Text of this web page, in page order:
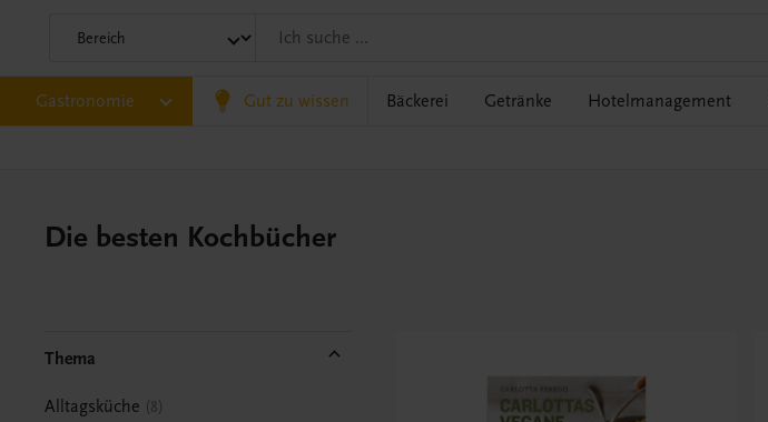
Gastronomie Gut zu wissen Bäckerei Getränke Hotelmanagement
Die besten Kochbücher
Thema
Alltagsküche 8